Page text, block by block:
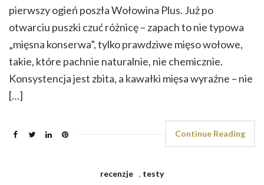
pierwszy ogień poszła Wołowina Plus. Już po
otwarciu puszki czuć różnicę – zapach to nie typowa
„mięsna konserwa”, tylko prawdziwe mięso wołowe,
takie, które pachnie naturalnie, nie chemicznie.
Konsystencja jest zbita, a kawałki mięsa wyraźne – nie
[…]
Continue Reading
recenzje , testy